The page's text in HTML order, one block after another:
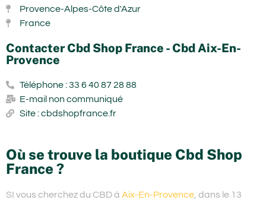
Provence-Alpes-Côte d'Azur
France
Contacter Cbd Shop France - Cbd Aix-En-
Provence
Téléphone : 33 6 40 87 28 88
E-mail non communiqué
Site : cbdshopfrance.fr
Où se trouve la boutique Cbd Shop
France ?
SI vous cherchez du CBD à Aix-En-Provence , dans le 13